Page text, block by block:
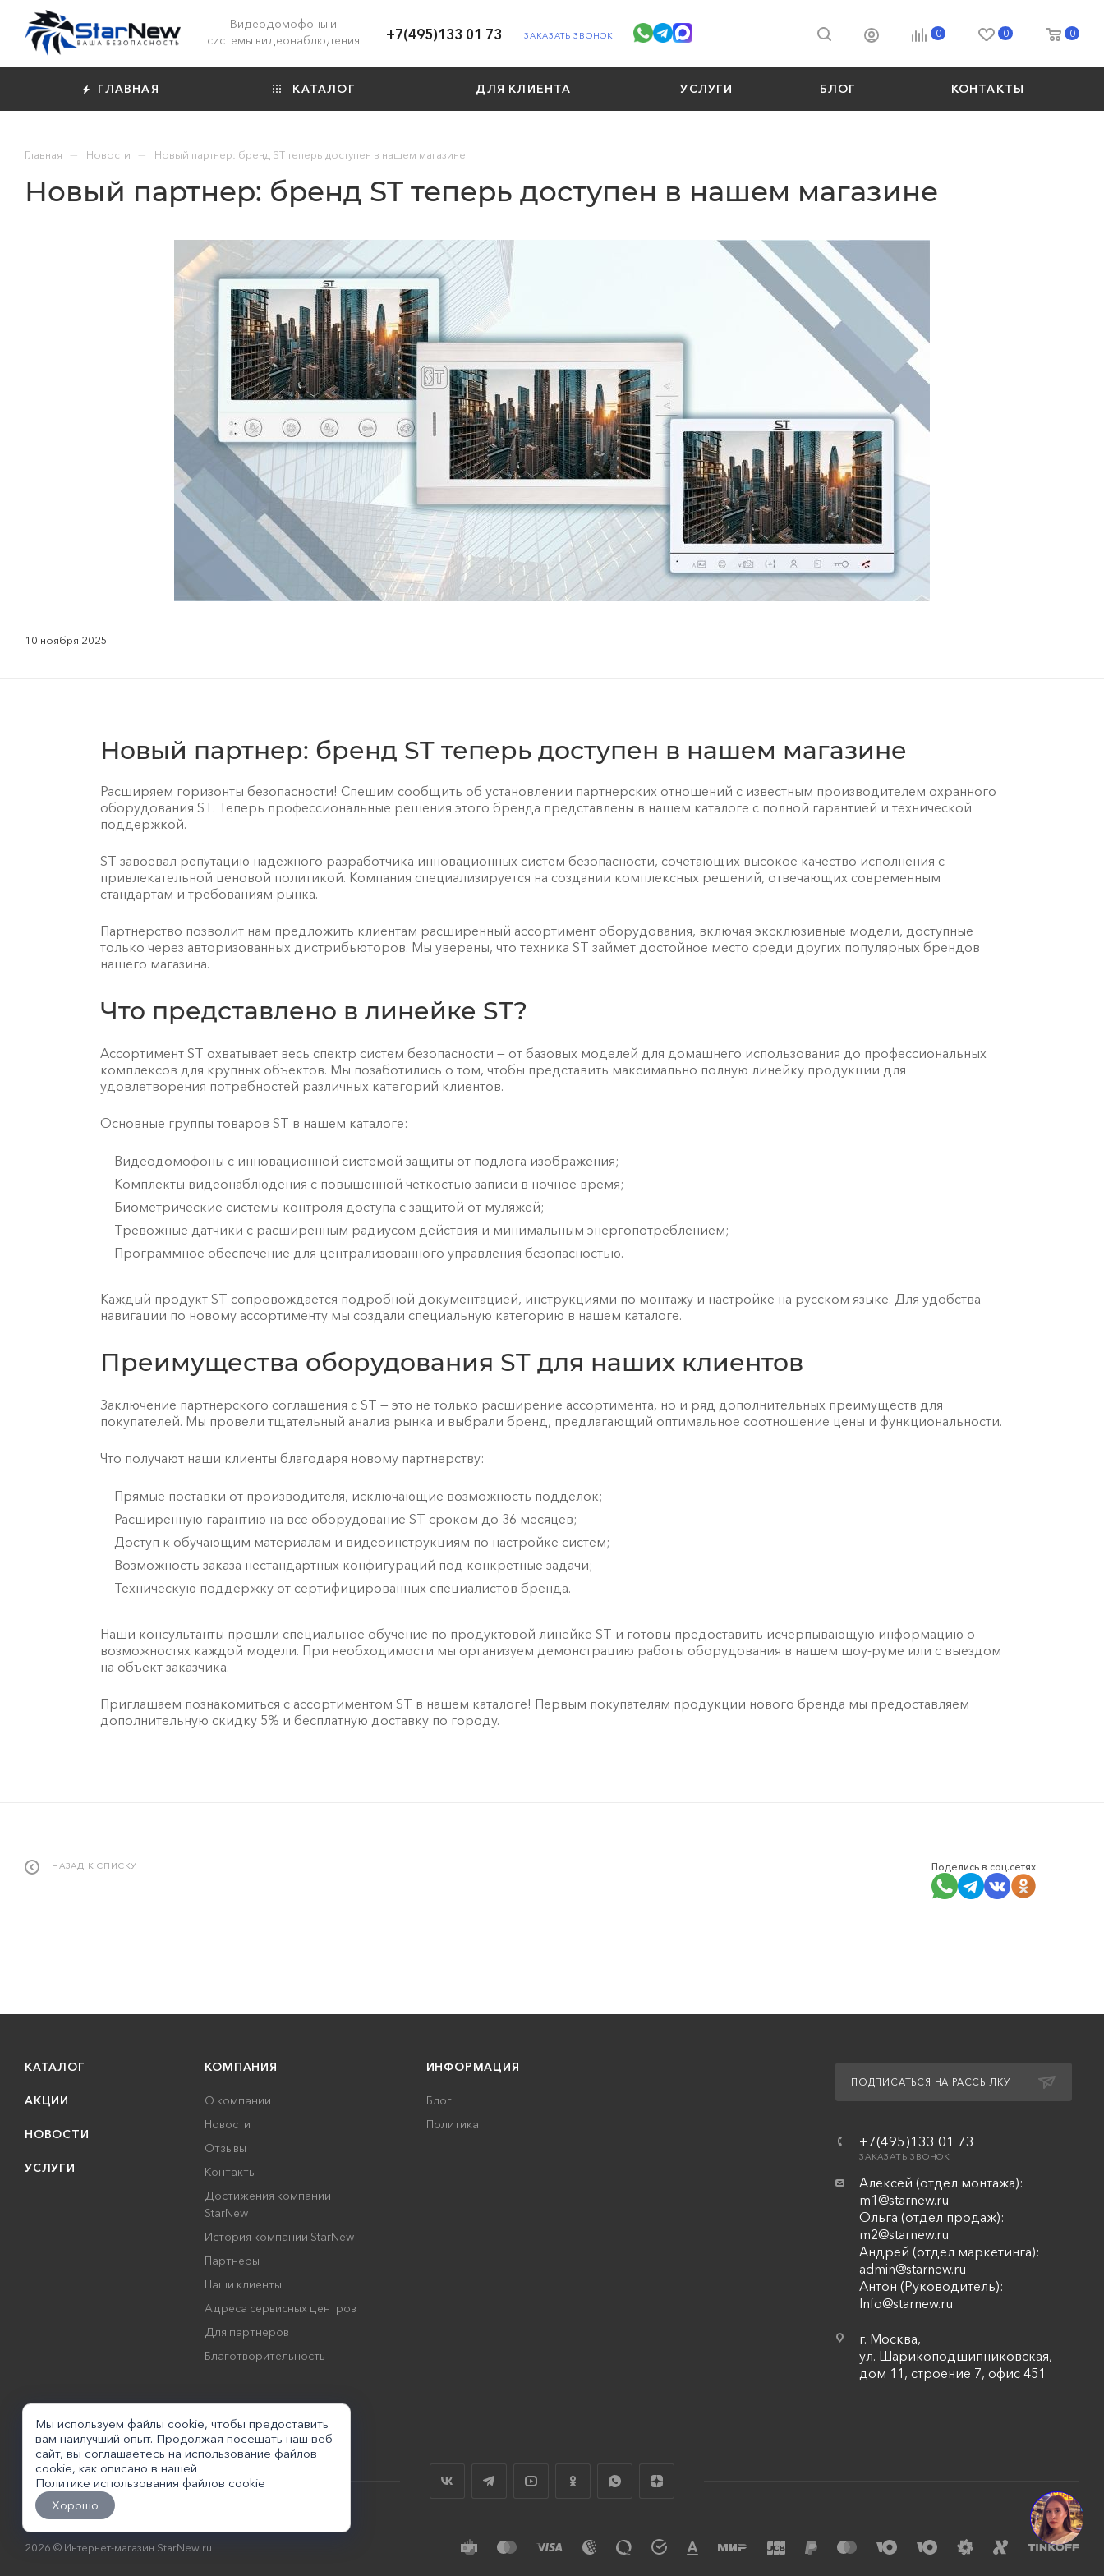
Видеодомофоны и
системы видеонаблюдения
+7(495)133 01 73 ЗАКАЗАТЬ ЗВОНОК 0 0 0
ГЛАВНАЯ КАТАЛОГ ДЛЯ КЛИЕНТА УСЛУГИ БЛОГ КОНТАКТЫ
Главная — Новости — Новый партнер: бренд ST теперь доступен в нашем магазине
Новый партнер: бренд ST теперь доступен в нашем магазине
10 ноября 2025
Новый партнер: бренд ST теперь доступен в нашем магазине
Расширяем горизонты безопасности! Спешим сообщить об установлении партнерских отношений с известным производителем охранного
оборудования ST. Теперь профессиональные решения этого бренда представлены в нашем каталоге с полной гарантией и технической
поддержкой.
ST завоевал репутацию надежного разработчика инновационных систем безопасности, сочетающих высокое качество исполнения с
привлекательной ценовой политикой. Компания специализируется на создании комплексных решений, отвечающих современным
стандартам и требованиям рынка.
Партнерство позволит нам предложить клиентам расширенный ассортимент оборудования, включая эксклюзивные модели, доступные
только через авторизованных дистрибьюторов. Мы уверены, что техника ST займет достойное место среди других популярных брендов
нашего магазина.
Что представлено в линейке ST?
Ассортимент ST охватывает весь спектр систем безопасности — от базовых моделей для домашнего использования до профессиональных
комплексов для крупных объектов. Мы позаботились о том, чтобы представить максимально полную линейку продукции для
удовлетворения потребностей различных категорий клиентов.
Основные группы товаров ST в нашем каталоге:
Видеодомофоны с инновационной системой защиты от подлога изображения;
Комплекты видеонаблюдения с повышенной четкостью записи в ночное время;
Биометрические системы контроля доступа с защитой от муляжей;
Тревожные датчики с расширенным радиусом действия и минимальным энергопотреблением;
Программное обеспечение для централизованного управления безопасностью.
Каждый продукт ST сопровождается подробной документацией, инструкциями по монтажу и настройке на русском языке. Для удобства
навигации по новому ассортименту мы создали специальную категорию в нашем каталоге.
Преимущества оборудования ST для наших клиентов
Заключение партнерского соглашения с ST — это не только расширение ассортимента, но и ряд дополнительных преимуществ для
покупателей. Мы провели тщательный анализ рынка и выбрали бренд, предлагающий оптимальное соотношение цены и функциональности.
Что получают наши клиенты благодаря новому партнерству:
Прямые поставки от производителя, исключающие возможность подделок;
Расширенную гарантию на все оборудование ST сроком до 36 месяцев;
Доступ к обучающим материалам и видеоинструкциям по настройке систем;
Возможность заказа нестандартных конфигураций под конкретные задачи;
Техническую поддержку от сертифицированных специалистов бренда.
Наши консультанты прошли специальное обучение по продуктовой линейке ST и готовы предоставить исчерпывающую информацию о
возможностях каждой модели. При необходимости мы организуем демонстрацию работы оборудования в нашем шоу-руме или с выездом
на объект заказчика.
Приглашаем познакомиться с ассортиментом ST в нашем каталоге! Первым покупателям продукции нового бренда мы предоставляем
дополнительную скидку 5% и бесплатную доставку по городу.
НАЗАД К СПИСКУ Поделись в соц.сетях
КАТАЛОГ
АКЦИИ
НОВОСТИ
УСЛУГИ
КОМПАНИЯ
О компании
Новости
Отзывы
Контакты
Достижения компании
StarNew
История компании StarNew
Партнеры
Наши клиенты
Адреса сервисных центров
Для партнеров
Благотворительность
ИНФОРМАЦИЯ
Блог
Политика
ПОДПИСАТЬСЯ НА РАССЫЛКУ
+7(495)133 01 73
ЗАКАЗАТЬ ЗВОНОК
Алексей (отдел монтажа):
m1@starnew.ru
Ольга (отдел продаж):
m2@starnew.ru
Андрей (отдел маркетинга):
admin@starnew.ru
Антон (Руководитель):
Info@starnew.ru
г. Москва,
ул. Шарикоподшипниковская,
дом 11, строение 7, офис 451
2026 © Интернет-магазин StarNew.ru
Хорошо
Мы используем файлы cookie, чтобы предоставить
вам наилучший опыт. Продолжая посещать наш веб-
сайт, вы соглашаетесь на использование файлов
cookie, как описано в нашей
Политике использования файлов cookie